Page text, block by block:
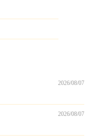
2026/08/07
2026/08/07